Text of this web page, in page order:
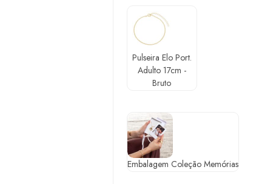
Pulseira Elo Port.
Adulto 17cm -
Bruto
Embalagem Coleção Memórias